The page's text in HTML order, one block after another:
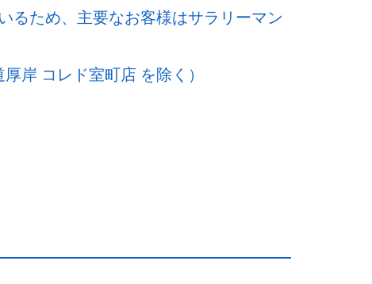
るため、主要なお客様はサラリーマン
岸 コレド室町店 を除く）